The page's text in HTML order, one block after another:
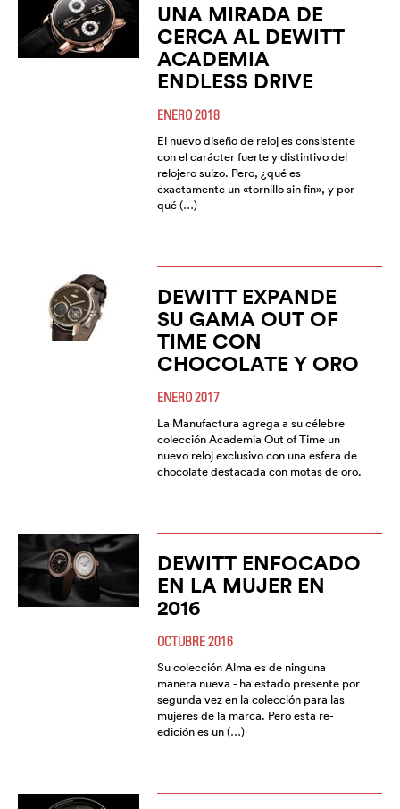
UNA MIRADA DE
CERCA AL DEWITT
ACADEMIA
ENDLESS DRIVE
ENERO 2018
El nuevo diseño de reloj es consistente
con el carácter fuerte y distintivo del
relojero suizo. Pero, ¿qué es
exactamente un «tornillo sin fin», y por
qué (…)
DEWITT EXPANDE
SU GAMA OUT OF
TIME CON
CHOCOLATE Y ORO
ENERO 2017
La Manufactura agrega a su célebre
colección Academia Out of Time un
nuevo reloj exclusivo con una esfera de
chocolate destacada con motas de oro.
DEWITT ENFOCADO
EN LA MUJER EN
2016
OCTUBRE 2016
Su colección Alma es de ninguna
manera nueva - ha estado presente por
segunda vez en la colección para las
mujeres de la marca. Pero esta re-
edición es un (…)